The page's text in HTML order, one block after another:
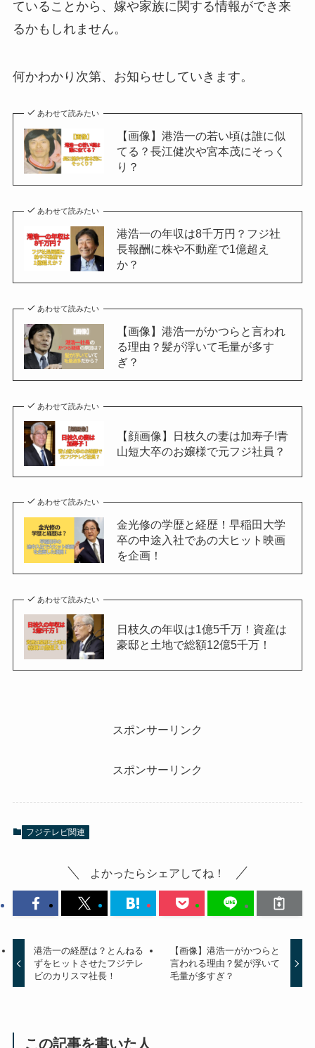
ていることから、嫁や家族に関する情報ができ来
るかもしれません。
何かわかり次第、お知らせしていきます。
あわせて読みたい
【画像】港浩一の若い頃は誰に似
てる？長江健次や宮本茂にそっく
り？
あわせて読みたい
港浩一の年収は8千万円？フジ社
長報酬に株や不動産で1億超え
か？
あわせて読みたい
【画像】港浩一がかつらと言われ
る理由？髪が浮いて毛量が多す
ぎ？
あわせて読みたい
【顔画像】日枝久の妻は加寿子!青
山短大卒のお嬢様で元フジ社員？
あわせて読みたい
金光修の学歴と経歴！早稲田大学
卒の中途入社であの大ヒット映画
を企画！
あわせて読みたい
日枝久の年収は1億5千万！資産は
豪邸と土地で総額12億5千万！
スポンサーリンク
スポンサーリンク
フジテレビ関連
よかったらシェアしてね！
港浩一の経歴は？とんねる
ずをヒットさせたフジテレ
ビのカリスマ社長！
【画像】港浩一がかつらと
言われる理由？髪が浮いて
毛量が多すぎ？
この記事を書いた人